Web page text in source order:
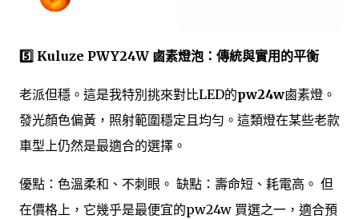
5️⃣ Kuluze PWY24W 鹵素燈泡：傳統與實用的平衡
老派但穩。這是我特別挑來對比LED的pw24w鹵素燈。
發光顏色偏黃，照射範圍穩定且均勻。這類燈在某些老款
車型上仍然是最適合的選擇。
優點：色溫柔和、不刺眼。 缺點：壽命短、耗電高。 但
在價格上，它幾乎是最便宜的pw24w 買選之一，適合預